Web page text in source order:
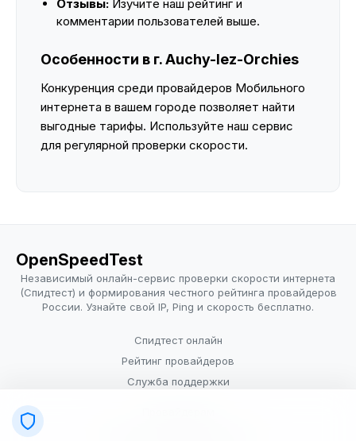
Отзывы: Изучите наш рейтинг и
комментарии пользователей выше.
Особенности в г. Auchy-lez-Orchies
Конкуренция среди провайдеров Мобильного
интернета в вашем городе позволяет найти
выгодные тарифы. Используйте наш сервис
для регулярной проверки скорости.
OpenSpeedTest
Независимый онлайн-сервис проверки скорости интернета
(Спидтест) и формирования честного рейтинга провайдеров
России. Узнайте свой IP, Ping и скорость бесплатно.
Спидтест онлайн
Рейтинг провайдеров
Служба поддержки